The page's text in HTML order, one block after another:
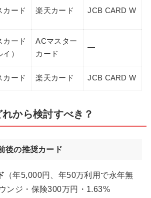
カード 楽天カード JCB CARD W
カード
イ）
ACマスター
カード
—
カード 楽天カード JCB CARD W
から検討すべき？
後の推奨カード
（年5,000円、年50万利用で永年無
ンジ・保険300万円・1.63%